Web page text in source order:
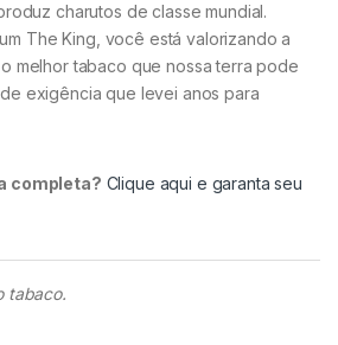
charutos de classe mundial.
The King, você está valorizando a
melhor tabaco que nossa terra pode
exigência que levei anos para
completa? Clique aqui e garanta seu
tabaco.